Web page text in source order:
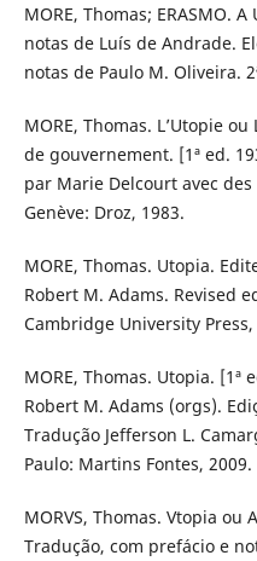
MORE, Thomas; ERASMO.
notas de Luís de Andrade.
notas de Paulo M. Oliveira.
MORE, Thomas. L’Utopie
de gouvernement. [1ª ed.
par Marie Delcourt avec
Genève: Droz, 1983.
MORE, Thomas. Utopia.
Robert M. Adams. Revised
Cambridge University Press,
MORE, Thomas. Utopia. [1ª
Robert M. Adams (orgs).
Tradução Jefferson L.
Paulo: Martins Fontes, 2009.
MORVS, Thomas. Vtopia
Tradução, com prefácio e